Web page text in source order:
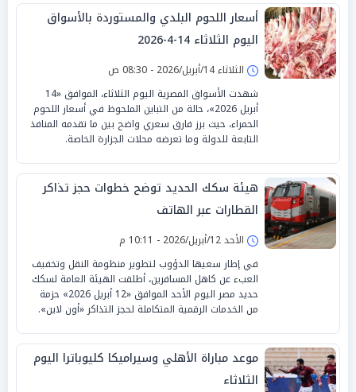
أسعار اللحوم البلدي والمستوردة بالأسواق
اليوم الثلاثاء 14-4-2026
الثلاثاء 14/أبريل/2026 - 08:30 ص
شهدت الأسواق المصرية اليوم الثلاثاء، الموافق «14
أبريل 2026»، حالة من التباين الملحوظ في أسعار اللحوم
الحمراء، حيث برز فارق سعري واضح بين ما تقدمه المنافذ
التابعة للدولة وما تعرضه محلات الجزارة الخاصة.
هيئة سكك الحديد توضح خطوات حجز تذاكر
القطارات عبر الهاتف
الأحد 12/أبريل/2026 - 10:11 م
في إطار سعيها الدؤوب لتطوير منظومة النقل وتخفيف
العبء عن كاهل المسافرين، أطلقت الهيئة العامة لسكك
حديد مصر اليوم الأحد الموافق «12 أبريل 2026» حزمة
من الخدمات الرقمية المتكاملة لحجز التذاكر «أون لاين».
موعد مباراة الأهلي وسيراميكا كليوباترا اليوم
الثلاثاء